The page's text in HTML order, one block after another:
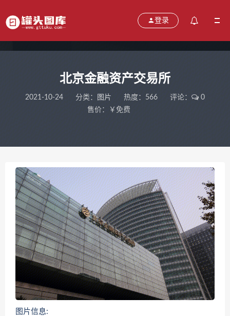
登录
北京金融资产交易所
2021-10-24 分类： 图片 热度：566 评论：
0
售价：￥免费
图片信息: